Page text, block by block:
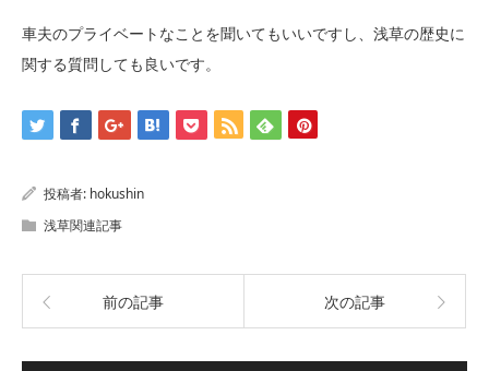
車夫のプライベートなことを聞いてもいいですし、浅草の歴史に
関する質問しても良いです。
投稿者: hokushin
浅草関連記事
前の記事 次の記事